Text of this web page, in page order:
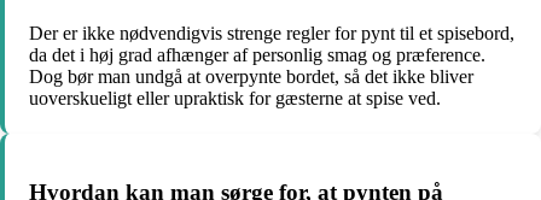
Der er ikke nødvendigvis strenge regler for pynt til et spisebord,
da det i høj grad afhænger af personlig smag og præference.
Dog bør man undgå at overpynte bordet, så det ikke bliver
uoverskueligt eller upraktisk for gæsterne at spise ved.
Hvordan kan man sørge for, at pynten på